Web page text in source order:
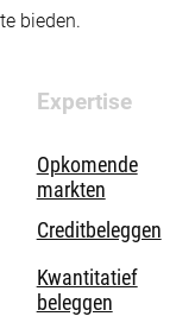
bieden.
Expertise
Opkomende
markten
Creditbeleggen
Kwantitatief
beleggen